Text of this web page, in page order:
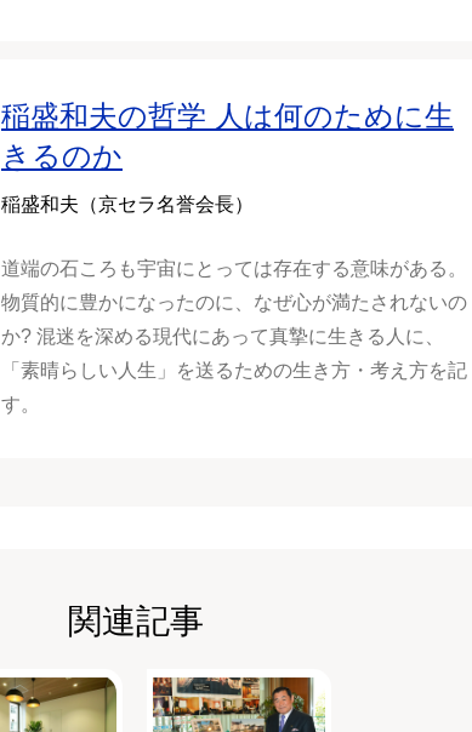
稲盛和夫の哲学 人は何のために生
きるのか
稲盛和夫（京セラ名誉会長）
道端の石ころも宇宙にとっては存在する意味がある。
物質的に豊かになったのに、なぜ心が満たされないの
か? 混迷を深める現代にあって真摯に生きる人に、
「素晴らしい人生」を送るための生き方・考え方を記
す。
関連記事